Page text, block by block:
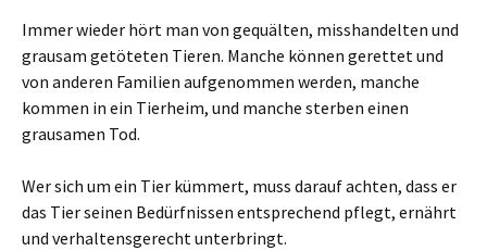
Immer wieder hört man von gequälten, misshandelten und
grausam getöteten Tieren. Manche können gerettet und
von anderen Familien aufgenommen werden, manche
kommen in ein Tierheim, und manche sterben einen
grausamen Tod.
Wer sich um ein Tier kümmert, muss darauf achten, dass er
das Tier seinen Bedürfnissen entsprechend pflegt, ernährt
und verhaltensgerecht unterbringt.